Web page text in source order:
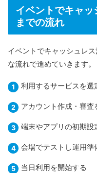
イベントでキャ
までの流れ
イベントでキャッシュレ
な流れで進めていきます。
利用するサービスを選
アカウント作成・審査
端末やアプリの初期設
会場でテストし運用準
当日利用を開始する